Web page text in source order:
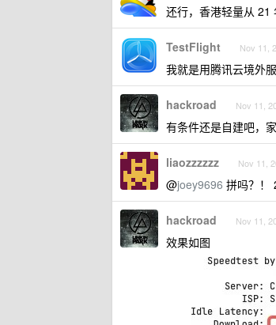
还行，香港轻量从 21
TestFlight Nov 11,
我就是用腾讯云境外
hackroad Nov 11,
有条件还是自建吧，
liaozzzzzz Nov 11,
@joey9696 拼吗？！
hackroad Nov 11,
效果如图